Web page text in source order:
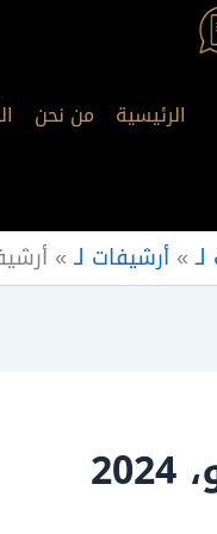
الرئيسية من نحن
»أرشيفات لـ»